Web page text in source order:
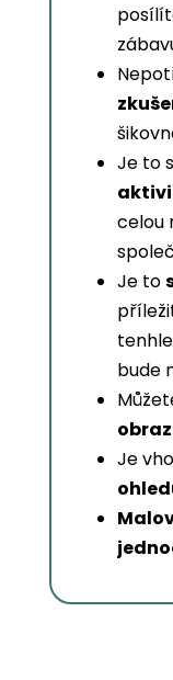
Je to
celou
Je to
bude
Je